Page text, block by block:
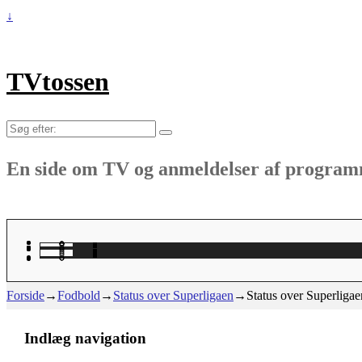
↓
TVtossen
Søg
En side om TV og anmeldelser af
Forside→Fodbold → Status over Superligaen → Status over
Indlæg navigation